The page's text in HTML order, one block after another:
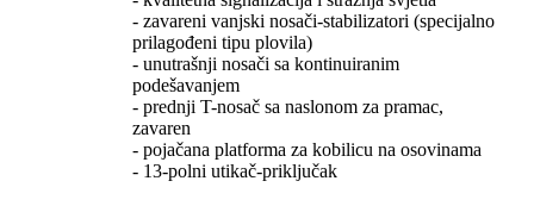
- zavareni vanjski nosači-stabilizatori (specijalno
prilagođeni tipu plovila)
- unutrašnji nosači sa kontinuiranim
podešavanjem
- prednji T-nosač sa naslonom za pramac,
zavaren
- pojačana platforma za kobilicu na osovinama
- 13-polni utikač-priključak